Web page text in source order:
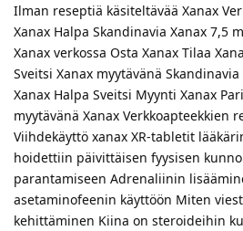
Ilman reseptiä käsiteltävää Xanax
Xanax Halpa Skandinavia Xanax 7,5
Xanax verkossa Osta Xanax Tilaa
Sveitsi Xanax myytävänä
Xanax Halpa Sveitsi Myynti Xanax
myytävänä Xanax Verkkoapteekkien
Viihdekäyttö xanax XR-tabletit
hoidettiin päivittäisen fyysisen
parantamiseen Adrenaliinin
asetaminofeenin käyttöön Miten
kehittäminen Kiina on steroideihin